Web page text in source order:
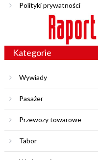
Polityki prywatności
Kategorie
Wywiady
Pasażer
Przewozy towarowe
Tabor